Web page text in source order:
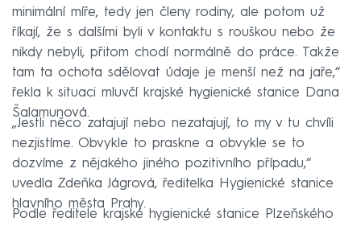
minimální míře, tedy jen členy rodiny, ale potom už
říkají, že s dalšími byli v kontaktu s rouškou nebo že
nikdy nebyli, přitom chodí normálně do práce. Takže
tam ta ochota sdělovat údaje je menší než na jaře,“
řekla k situaci mluvčí krajské hygienické stanice Dana
Šalamunová.
„Jestli něco zatajují nebo nezatajují, to my v tu chvíli
nezjistíme. Obvykle to praskne a obvykle se to
dozvíme z nějakého jiného pozitivního případu,“
uvedla Zdeňka Jágrová, ředitelka Hygienické stanice
hlavního města Prahy.
Podle ředitele krajské hygienické stanice Plzeňského